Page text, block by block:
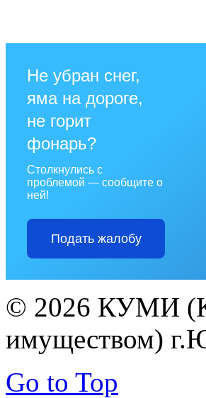
Не убран снег,
яма на дороге,
не горит
фонарь?
Столкнулись с
проблемой — сообщите о
ней!
Подать жалобу
© 2026 КУМИ
имуществом)
Go to Top